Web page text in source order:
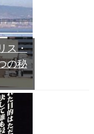
ス・
の秘